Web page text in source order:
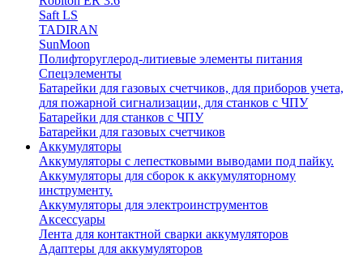
Saft LS
TADIRAN
SunMoon
Полифторуглерод-литиевые элементы питания
Спецэлементы
Батарейки для газовых счетчиков, для приборов учета,
для пожарной сигнализации, для станков с ЧПУ
Батарейки для станков с ЧПУ
Батарейки для газовых счетчиков
Аккумуляторы
Аккумуляторы с лепестковыми выводами под пайку.
Аккумуляторы для сборок к аккумуляторному
инструменту.
Аккумуляторы для электроинструментов
Аксессуары
Лента для контактной сварки аккумуляторов
Адаптеры для аккумуляторов